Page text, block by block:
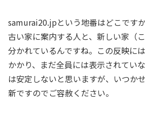
samurai20.jpという地番はどこです
古い家に案内する人と、新しい家（
分かれているんですね。この反映に
かかり、まだ全員には表示されてい
は安定しないと思いますが、いつか
新ですのでご容赦ください。